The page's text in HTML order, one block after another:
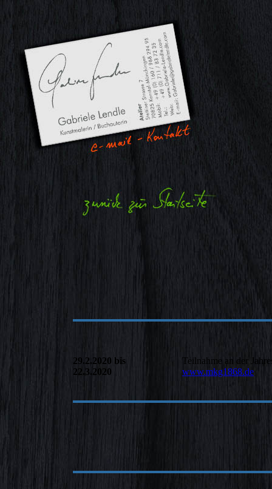
29.2.2020 bis
22.3.2020
Teilnahme an der
www.mkg1868.de